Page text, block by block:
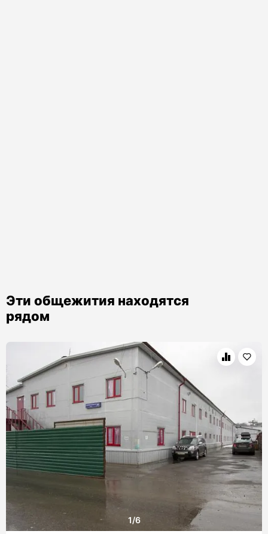
Эти общежития находятся
рядом